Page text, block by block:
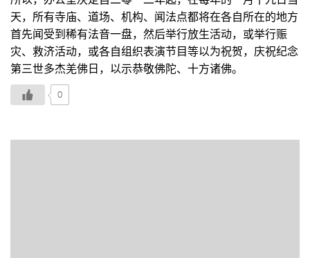
天，所有寺庙、道场、机构、闻法点都将在各自所在的地方
首先闻受到稀有法音一盘，然后举行放生活动，或举行赈
灾、救济活动，或各自组织表演节目等以为祝贺，庆祝纪念
第三世多杰羌佛日，以示恭敬佛陀、十方诸佛。
0